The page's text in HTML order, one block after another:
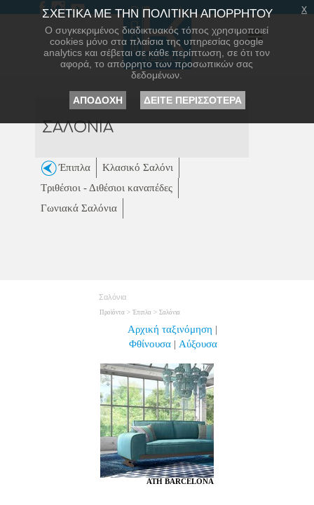
ΣΑΛΟΝΙΑ
Έπιπλα
Κλασικό Σαλόνι
Τριθέσιοι - Διθέσιοι καναπέδες
Γωνιακά Σαλόνια
Σαλόνια
Προϊόντα > Έπιπλα > Σαλόνια
Αρχική ταξινόμηση |
Φθίνουσα | Αύξουσα
ATH BARCELONA
ΣΧΕΤΙΚΑ ΜΕ ΤΗΝ ΠΟΛΙΤΙΚΗ ΑΠΟΡΡΗΤΟΥ
Ο συγκεκριμένος διαδικτυακός τόπος χρησιμοποιεί
cookies μόνο στα πλαίσια της υπηρεσίας google
analytics και σέβεται σε κάθε περίπτωση, σε ότι τον
αφορά, το απόρρητο των προσωπικών σας
δεδομένων.
ΑΠΟΔΟΧΗ ΔΕΙΤΕ ΠΕΡΙΣΣΟΤΕΡΑ
x